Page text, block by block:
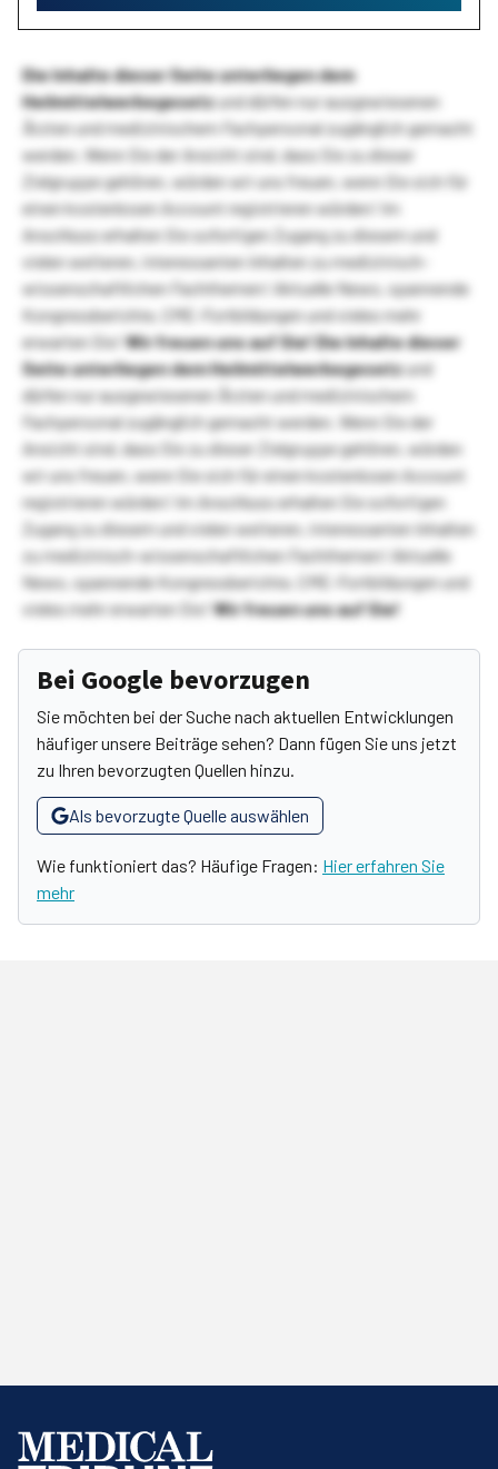
Die Inhalte dieser Seite unterliegen dem
Heilmittelwerbegesetzund dürfen nur ausgewiesenen
Ärzten und medizinischem Fachpersonal zugänglich gemacht
werden. Wenn Sie der Ansicht sind, dass Sie zu dieser
Zielgruppe gehören, würden wir uns freuen, wenn Sie sich für
einen kostenlosen Account registrieren würden! Im
Anschluss erhalten Sie sofortigen Zugang zu diesem und
vielen weiteren, interessanten Inhalten zu medizinisch-
wissenschaftlichen Fachthemen! Aktuelle News, spannende
Kongressberichte, CME-Fortbildungen und vieles mehr
erwarten Sie!Wir freuen uns auf Sie!Die Inhalte dieser
Seite unterliegen dem Heilmittelwerbegesetzund
dürfen nur ausgewiesenen Ärzten und medizinischem
Fachpersonal zugänglich gemacht werden. Wenn Sie der
Ansicht sind, dass Sie zu dieser Zielgruppe gehören, würden
wir uns freuen, wenn Sie sich für einen kostenlosen Account
registrieren würden! Im Anschluss erhalten Sie sofortigen
Zugang zu diesem und vielen weiteren, interessanten Inhalten
zu medizinisch-wissenschaftlichen Fachthemen! Aktuelle
News, spannende Kongressberichte, CME-Fortbildungen und
vieles mehr erwarten Sie!Wir freuen uns auf Sie!
Bei Google bevorzugen
Sie möchten bei der Suche nach aktuellen Entwicklungen
häufiger unsere Beiträge sehen? Dann fügen Sie uns jetzt
zu Ihren bevorzugten Quellen hinzu.
Als bevorzugte Quelle auswählen
Wie funktioniert das? Häufige Fragen: Hier erfahren Sie
mehr